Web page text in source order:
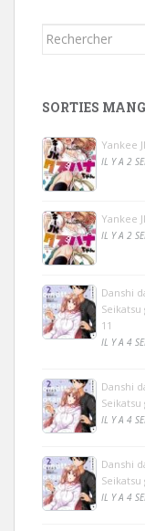
Rechercher...
SORTIES
Yankee
IL Y A 2
Yankee
IL Y A 2
Danshi
11
IL Y A 4
Danshi
IL Y A 4
Danshi
IL Y A 4